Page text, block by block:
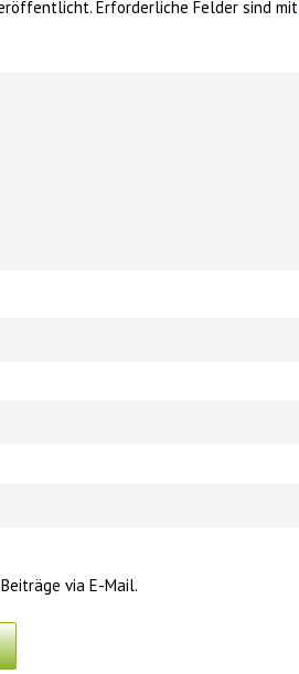
Erforderliche Felder sind mit
via E-Mail.